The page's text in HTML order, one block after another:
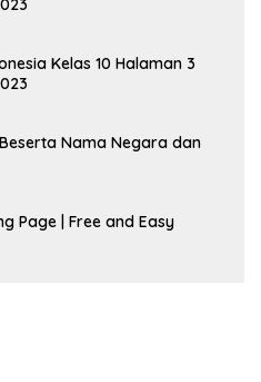
Kelas 10 Halaman 3
Nama Negara dan
Page | Free and Easy